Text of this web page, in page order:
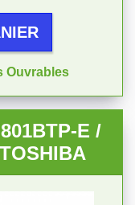
Ouvrables
E /